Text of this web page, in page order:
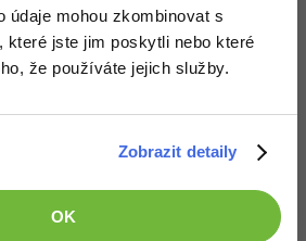
údaje mohou zkombinovat s
které jste jim poskytli nebo které
že používáte jejich služby.
Zobrazit detaily
OK
-25%
-30%
-80%
souhlasíš s licenčními podmínkami
Stáhnout HUD.rar
251x (7.22 kB)
články v sekci